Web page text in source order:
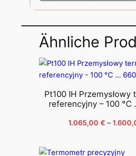
Ähnliche
Pt100 IH Przemysłowy
referencyjny – 100 °C
1.065,00 € –